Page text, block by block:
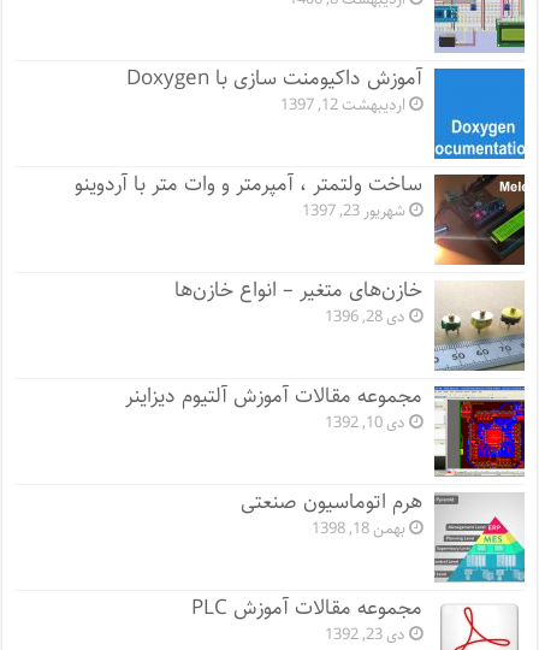
آموزش داکیومنت سازی با Doxygen
اردیبهشت 12, 1397
ساخت ولتمتر ، آمپرمتر و وات متر با آردوینو
شهریور 23, 1397
خازن‌های متغیر – انواع خازن‌ها
دی 28, 1396
مجموعه مقالات آموزش آلتیوم دیزاینر
دی 10, 1392
هرم اتوماسیون صنعتی
بهمن 18, 1398
مجموعه مقالات آموزش PLC
دی 23, 1392